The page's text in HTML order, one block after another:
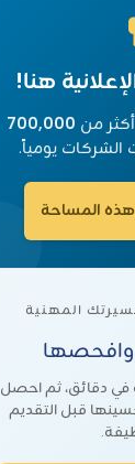
هنا!
من 700,000
يومياً.
المساحة
المهنية
في دقائق، ثم احصل
قبل التقديم